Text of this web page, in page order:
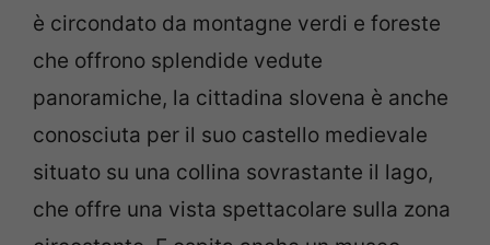
è circondato da montagne verdi e foreste
che offrono splendide vedute
panoramiche, la cittadina slovena è anche
conosciuta per il suo castello medievale
situato su una collina sovrastante il lago,
che offre una vista spettacolare sulla zona